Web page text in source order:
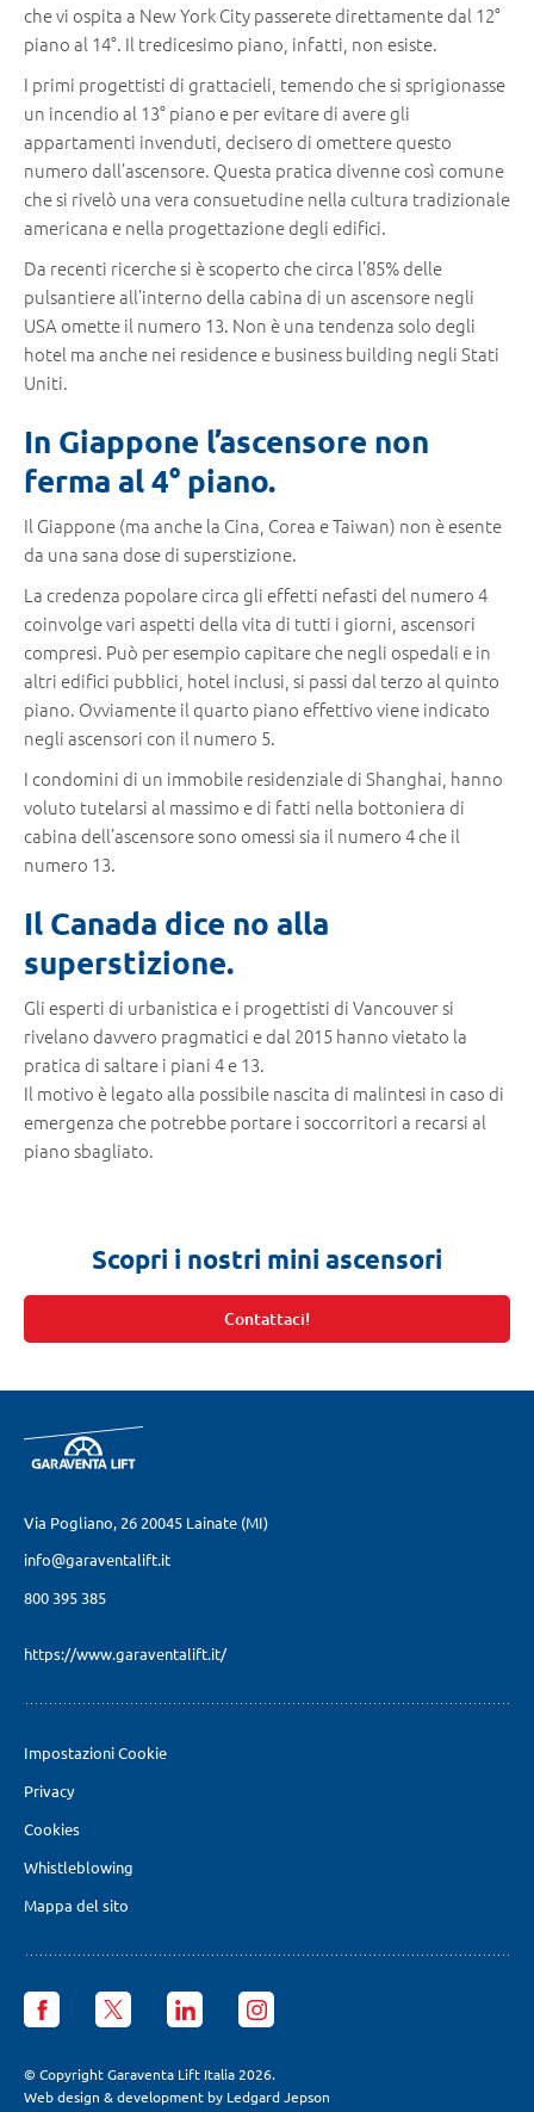
che vi ospita a New York City passerete direttamente dal 12°
piano al 14°. Il tredicesimo piano, infatti, non esiste.
I primi progettisti di grattacieli, temendo che si sprigionasse
un incendio al 13° piano e per evitare di avere gli
appartamenti invenduti, decisero di omettere questo
numero dall’ascensore. Questa pratica divenne così comune
che si rivelò una vera consuetudine nella cultura tradizionale
americana e nella progettazione degli edifici.
Da recenti ricerche si è scoperto che circa l’85% delle
pulsantiere all’interno della cabina di un ascensore negli
USA omette il numero 13. Non è una tendenza solo degli
hotel ma anche nei residence e business building negli Stati
Uniti.
In Giappone l’ascensore non
ferma al 4° piano.
Il Giappone (ma anche la Cina, Corea e Taiwan) non è esente
da una sana dose di superstizione.
La credenza popolare circa gli effetti nefasti del numero 4
coinvolge vari aspetti della vita di tutti i giorni, ascensori
compresi. Può per esempio capitare che negli ospedali e in
altri edifici pubblici, hotel inclusi, si passi dal terzo al quinto
piano. Ovviamente il quarto piano effettivo viene indicato
negli ascensori con il numero 5.
I condomini di un immobile residenziale di Shanghai, hanno
voluto tutelarsi al massimo e di fatti nella bottoniera di
cabina dell’ascensore sono omessi sia il numero 4 che il
numero 13.
Il Canada dice no alla
superstizione.
Gli esperti di urbanistica e i progettisti di Vancouver si
rivelano davvero pragmatici e dal 2015 hanno vietato la
pratica di saltare i piani 4 e 13.
Il motivo è legato alla possibile nascita di malintesi in caso di
emergenza che potrebbe portare i soccorritori a recarsi al
piano sbagliato.
Scopri i nostri mini ascensori
Contattaci!
Via Pogliano, 26 20045 Lainate (MI)
info@garaventalift.it
800 395 385
https://www.garaventalift.it/
Impostazioni Cookie
Privacy
Cookies
Whistleblowing
Mappa del sito
Garaventa
Lift
page
Garaventa
Lift
page
Garaventa
Lift
page
Garaventa
Lift
page
© Copyright Garaventa Lift Italia 2026.
Web design & development by Ledgard Jepson